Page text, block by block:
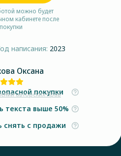
можно будет
кабинете после
покупки
написания: 2023
Оксана
авторских прав
покупки
текста выше 50%
снять с продажи